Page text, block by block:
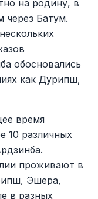
на родину, в
через Батум.
обосновались
как Дурипш,
время
10 различных
проживают в
Эшера,
в разных